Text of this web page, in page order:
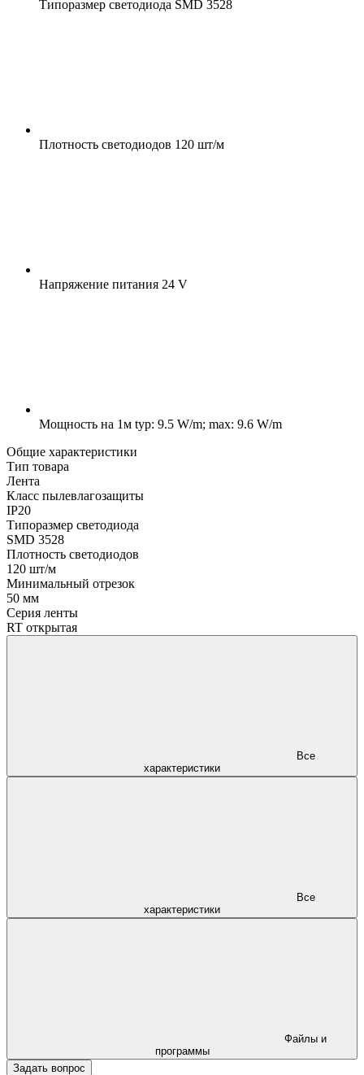
Типоразмер светодиода SMD 3528
Плотность светодиодов 120 шт/м
Напряжение питания 24 V
Мощность на 1м typ: 9.5 W/m; max: 9.6 W/m
Общие характеристики
Тип товара
Лента
Класс пылевлагозащиты
IP20
Типоразмер светодиода
SMD 3528
Плотность светодиодов
120 шт/м
Минимальный отрезок
50 мм
Серия ленты
RT открытая
характеристики
характеристики
программы
Задать вопрос